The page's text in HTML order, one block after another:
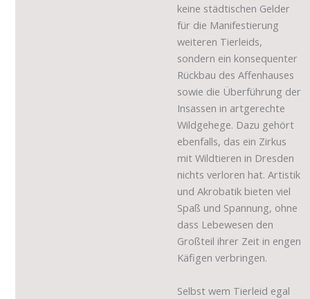
keine städtischen Gelder
für die Manifestierung
weiteren Tierleids,
sondern ein konsequenter
Rückbau des Affenhauses
sowie die Überführung der
Insassen in artgerechte
Wildgehege. Dazu gehört
ebenfalls, das ein Zirkus
mit Wildtieren in Dresden
nichts verloren hat. Artistik
und Akrobatik bieten viel
Spaß und Spannung, ohne
dass Lebewesen den
Großteil ihrer Zeit in engen
Käfigen verbringen.
Selbst wem Tierleid egal